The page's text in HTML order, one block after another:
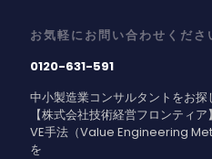
お気軽にお問い合わせくださ
0120-631-591
中小製造業コンサルタントをお探
【株式会社技術経営フロンティア
VE手法（Value Engineering
を